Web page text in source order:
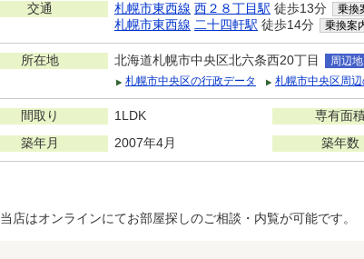
交通 札幌市東西線 西２８丁目駅 徒歩13分 乗換
札幌市東西線 二十四軒駅 徒歩14分 乗換案
所在地 北海道札幌市中央区北六条西20丁目
周辺地
札幌市中央区の行政データ
札幌市中央区周
間取り 1LDK 専有面
築年月 2007年4月 築年数
当店はオンラインにてお部屋探しのご相談・内覧が可能です。